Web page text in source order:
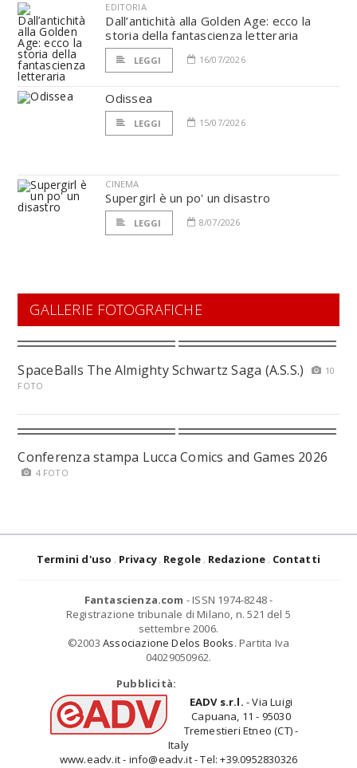
EDITORIA
Dall’antichità alla Golden Age: ecco la
storia della fantascienza letteraria
LEGGI 16/07/2026
Odissea
LEGGI 15/07/2026
CINEMA
Supergirl è un po' un disastro
LEGGI 8/07/2026
GALLERIE FOTOGRAFICHE
SpaceBalls The Almighty Schwartz Saga (A.S.S.)
10
FOTO
Conferenza stampa Lucca Comics and Games 2026
4 FOTO
Termini d'uso Privacy Regole Redazione Contatti
Fantascienza.com - ISSN 1974-8248 -
Registrazione tribunale di Milano, n. 521 del 5
settembre 2006.
©2003 Associazione Delos Books. Partita Iva
04029050962.
Pubblicità:
EADV s.r.l. - Via Luigi
Capuana, 11 - 95030
Tremestieri Etneo (CT) -
Italy
www.eadv.it - info@eadv.it - Tel: +39.0952830326